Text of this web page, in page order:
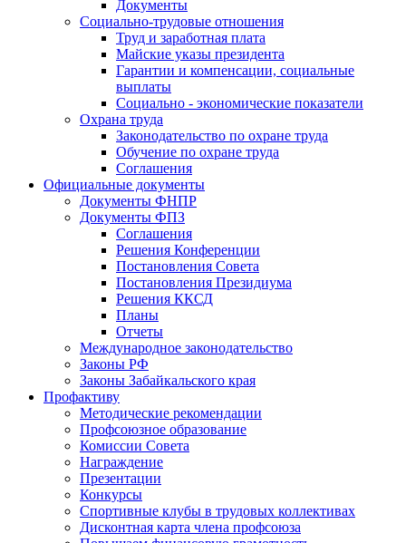
Документы
Социально-трудовые отношения
Труд и заработная плата
Майские указы президента
Гарантии и компенсации, социальные
выплаты
Социально - экономические показатели
Охрана труда
Законодательство по охране труда
Обучение по охране труда
Соглашения
Официальные документы
Документы ФНПР
Документы ФПЗ
Соглашения
Решения Конференции
Постановления Совета
Постановления Президиума
Решения ККСД
Планы
Отчеты
Международное законодательство
Законы РФ
Законы Забайкальского края
Профактиву
Методические рекомендации
Профсоюзное образование
Комиссии Совета
Награждение
Презентации
Конкурсы
Спортивные клубы в трудовых коллективах
Дисконтная карта члена профсоюза